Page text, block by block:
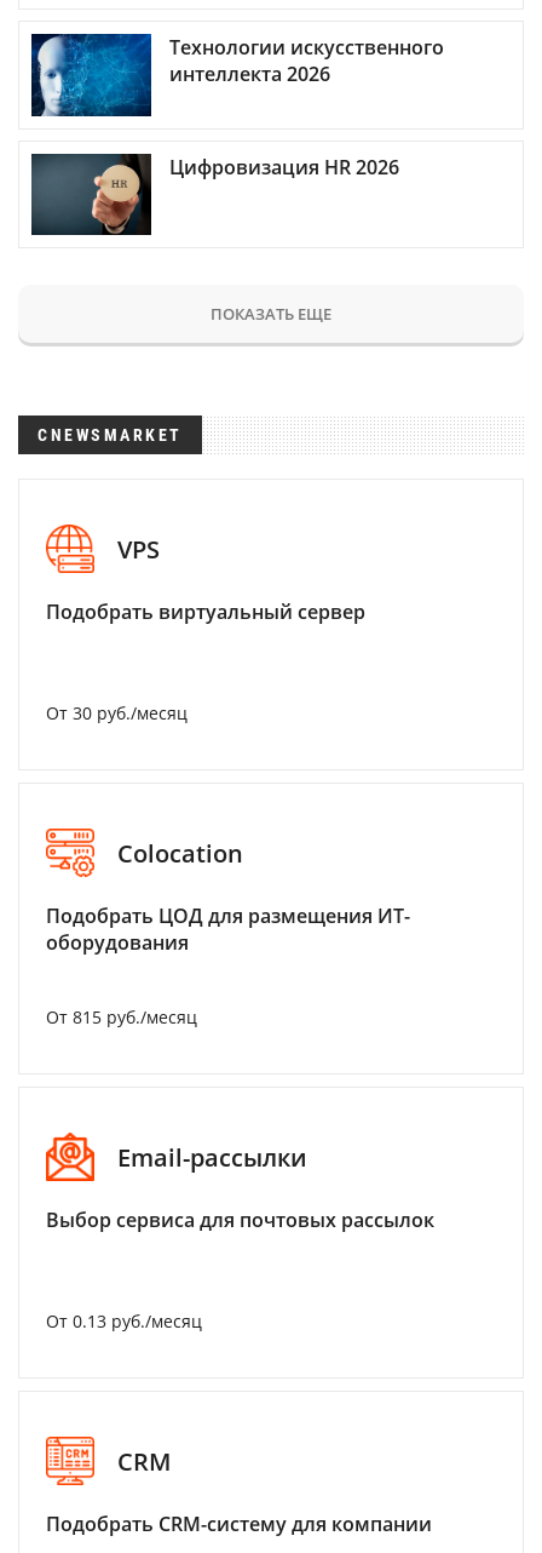
Технологии искусственного
интеллекта 2026
Цифровизация HR 2026
ПОКАЗАТЬ ЕЩЕ
CNEWSMARKET
VPS
Подобрать виртуальный сервер
От 30 руб./месяц
Colocation
Подобрать ЦОД для размещения ИТ-
оборудования
От 815 руб./месяц
Email-рассылки
Выбор сервиса для почтовых рассылок
От 0.13 руб./месяц
CRM
Подобрать CRM-систему для компании